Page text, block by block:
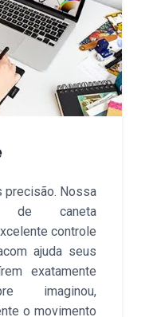
precisão. Nossa
de caneta
controle
ajuda seus
exatamente
imaginou,
o movimento